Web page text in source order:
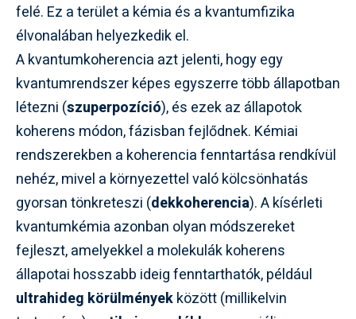
felé. Ez a terület a kémia és a kvantumfizika
élvonalában helyezkedik el.
A kvantumkoherencia azt jelenti, hogy egy
kvantumrendszer képes egyszerre több állapotban
létezni (szuperpozíció), és ezek az állapotok
koherens módon, fázisban fejlődnek. Kémiai
rendszerekben a koherencia fenntartása rendkívül
nehéz, mivel a környezettel való kölcsönhatás
gyorsan tönkreteszi (dekkoherencia). A kísérleti
kvantumkémia azonban olyan módszereket
fejleszt, amelyekkel a molekulák koherens
állapotai hosszabb ideig fenntarthatók, például
ultrahideg körülményekközött (millikelvin